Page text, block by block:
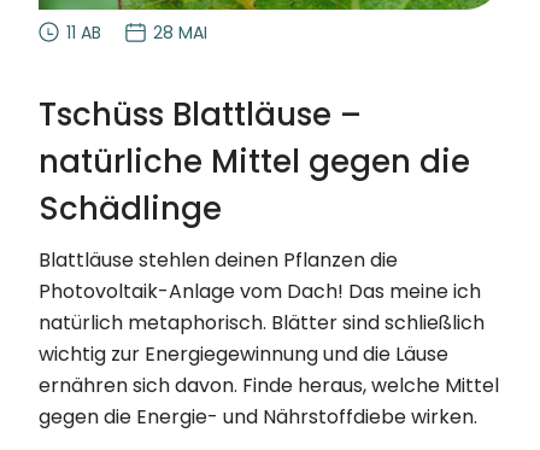
11 AB 28 MAI
Tschüss Blattläuse –
natürliche Mittel gegen die
Schädlinge
Blattläuse stehlen deinen Pflanzen die
Photovoltaik-Anlage vom Dach! Das meine ich
natürlich metaphorisch. Blätter sind schließlich
wichtig zur Energiegewinnung und die Läuse
ernähren sich davon. Finde heraus, welche Mittel
gegen die Energie- und Nährstoffdiebe wirken.